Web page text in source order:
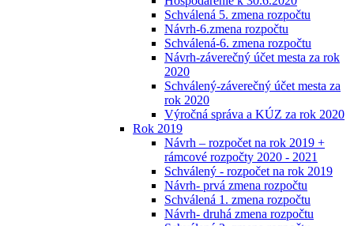
Schválená 5. zmena rozpočtu
Návrh-6.zmena rozpočtu
Schválená-6. zmena rozpočtu
Návrh-záverečný účet mesta za rok
2020
Schválený-záverečný účet mesta za
rok 2020
Výročná správa a KÚZ za rok 2020
Rok 2019
Návrh – rozpočet na rok 2019 +
rámcové rozpočty 2020 - 2021
Schválený - rozpočet na rok 2019
Návrh- prvá zmena rozpočtu
Schválená 1. zmena rozpočtu
Návrh- druhá zmena rozpočtu